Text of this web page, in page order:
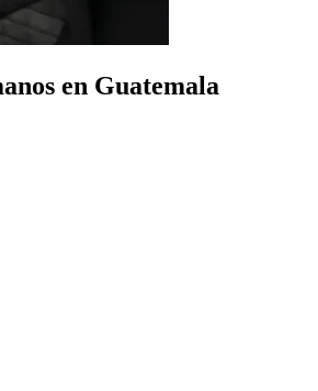
en Guatemala